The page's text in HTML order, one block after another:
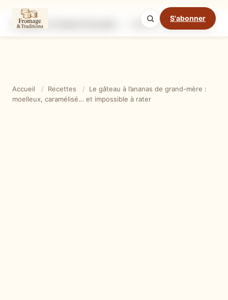
S'abonner
Ingrédients Étapes
Mode cuisine
Accueil / Recettes /
Le gâteau à l’ananas de grand-mère :
moelleux, caramélisé… et impossible à rater